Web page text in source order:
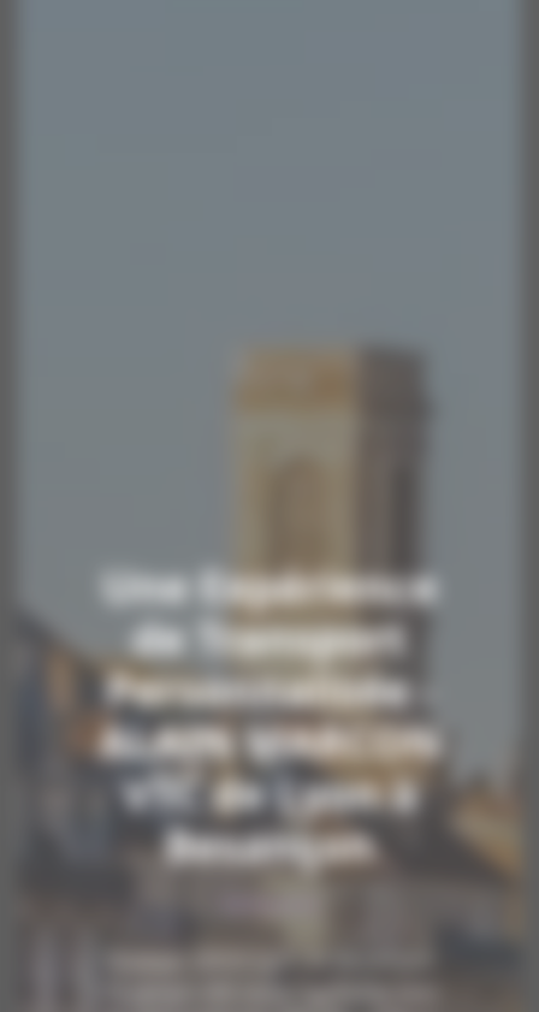
Une Expérience
de Transport
Personnalisée -
ALAIN MARCON
VTC de Lyon à
Besançon
Voyager entre Lyon et Besançon
n'a jamais été aussi agréable avec